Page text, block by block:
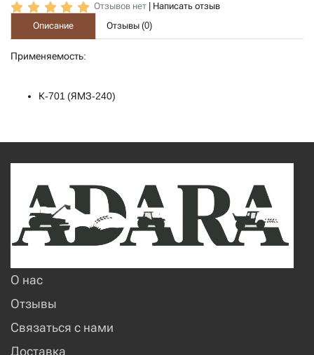
Отзывов нет
Написать отзыв
Описание
Отзывы (0)
Применяемость:
К-701 (ЯМЗ-240)
О нас
Отзывы
Связаться с нами
Доставка